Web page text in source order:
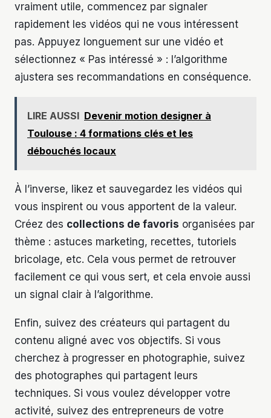
vraiment utile, commencez par signaler
rapidement les vidéos qui ne vous intéressent
pas. Appuyez longuement sur une vidéo et
sélectionnez « Pas intéressé » : l’algorithme
ajustera ses recommandations en conséquence.
LIRE AUSSI Devenir motion designer à
Toulouse : 4 formations clés et les
débouchés locaux
À l’inverse, likez et sauvegardez les vidéos qui
vous inspirent ou vous apportent de la valeur.
Créez des collections de favoris organisées par
thème : astuces marketing, recettes, tutoriels
bricolage, etc. Cela vous permet de retrouver
facilement ce qui vous sert, et cela envoie aussi
un signal clair à l’algorithme.
Enfin, suivez des créateurs qui partagent du
contenu aligné avec vos objectifs. Si vous
cherchez à progresser en photographie, suivez
des photographes qui partagent leurs
techniques. Si vous voulez développer votre
activité, suivez des entrepreneurs de votre